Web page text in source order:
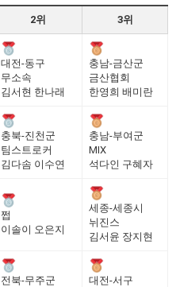
2위 3위
대전-동구
무소속
김서현 한나래
충남-금산군
금산협회
한영희 배미란
충북-진천군
팀스트로커
김다솜 이수연
충남-부여군
MIX
석다인 구혜자
쩝
이솔이 오은지
세종-세종시
뉘진스
김서윤 장지현
전북-무주군
대전-서구